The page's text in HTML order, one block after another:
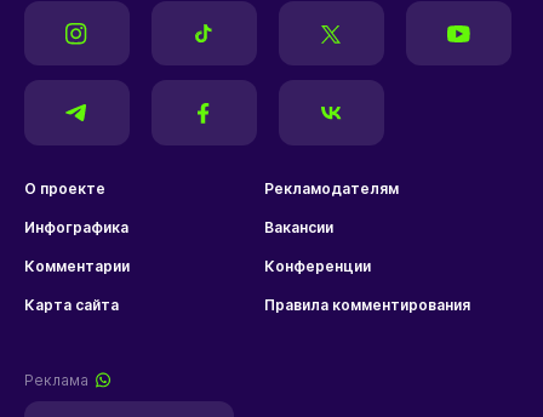
О проекте Рекламодателям
Инфографика Вакансии
Комментарии Конференции
Карта сайта Правила комментирования
Реклама